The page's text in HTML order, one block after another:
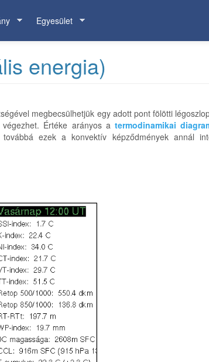
Egyesület
energia)
megbecsülhetjük egy adott pont fölötti
Értéke arányos a termodinamikai
ezek a konvektív képződmények annál